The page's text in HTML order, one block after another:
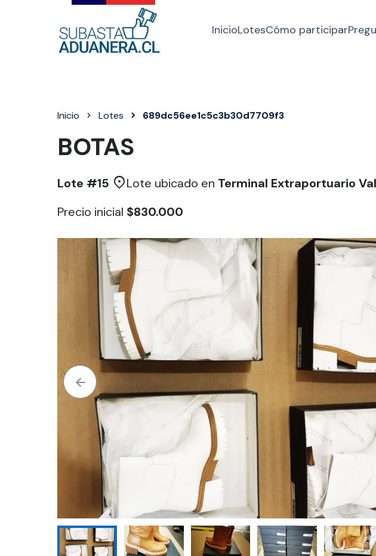
InicioLotesCómo participar
Inicio Lotes 689dc56ee1c5c3b30d7709f3
BOTAS
Lote #15 Lote ubicado en Terminal Extraportuario
Precio inicial $830.000